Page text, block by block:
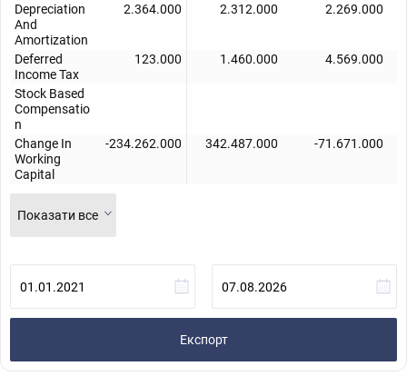
Depreciation
And
Amortization
2.364.000 2.312.000 2.269.000
Deferred
Income Tax
123.000 1.460.000 4.569.000
Stock Based
Compensatio
n
Change In
Working
Capital
-234.262.000 342.487.000 -71.671.000
Показати все
Експорт